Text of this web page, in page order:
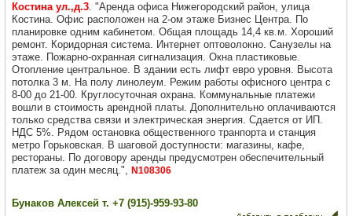
Костина ул.,д.3. "Аренда офиса Нижегородский район, улица
Костина. Офис расположен на 2-ом этаже Бизнес Центра. По
планировке одним кабинетом. Общая площадь 14,4 кв.м. Хороший
ремонт. Коридорная система. Интернет оптоволокно. Санузелы на
этаже. Пожарно-охранная сигнализация. Окна пластиковые.
Отопление центральное. В здании есть лифт евро уровня. Высота
потолка 3 м. На полу линолеум. Режим работы офисного центра с
8-00 до 21-00. Круглосуточная охрана. Коммунальные платежи
вошли в стоимость арендной платы. Дополнительно оплачиваются
только средства связи и электрическая энергия. Сдается от ИП.
НДС 5%. Рядом остановка общественного транпорта и станция
метро Горьковская. В шаговой доступности: магазины, кафе,
рестораны. По договору аренды предусмотрен обеспечительный
платеж за один месяц.", N108306
Бунаков Алексей т. +7 (915)-959-93-80